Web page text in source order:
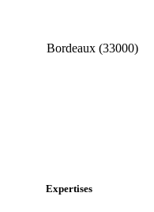
Bordeaux (33000)
Expertises